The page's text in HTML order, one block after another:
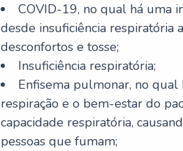
COVID-19, no qual há uma
desde insuficiência respiratória
desconfortos e tosse;
Insuficiência respiratória;
Enfisema pulmonar, no
respiração e o bem-estar do
capacidade respiratória,
pessoas que fumam;